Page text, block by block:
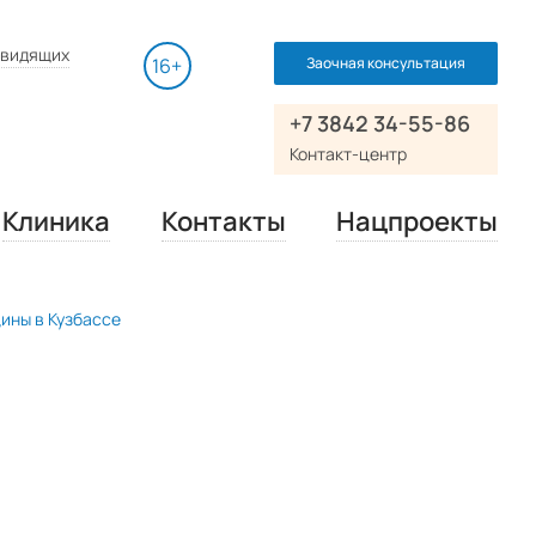
Выключить видео
16+ Заочная консультация
Контакт-центр
+7 3842 34-55-86
Правительства 2019 в
Клиника
томографии (МСКТ)
и томографических методов
Контакты Нацпроекты
в Кузбассе